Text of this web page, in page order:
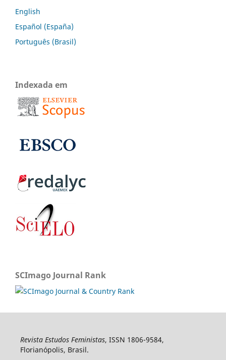
English
Español (España)
Português (Brasil)
Indexada em
SCImago Journal Rank
Revista Estudos Feministas, ISSN 1806-9584,
Florianópolis, Brasil.